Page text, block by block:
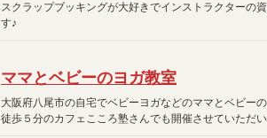
スクラップブッキングが大好きでインストラクターの
す♪
ママとベビーのヨガ教室
大阪府八尾市の自宅でベビーヨガなどのママとベビー
徒歩５分のカフェこころ塾さんでも開催させていただい